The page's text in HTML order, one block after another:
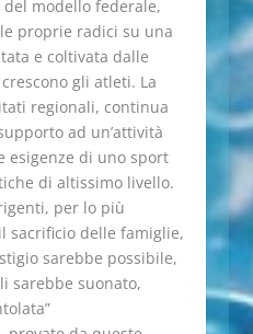
modello federale,
proprie radici su una
e coltivata dalle
gli atleti. La
regionali, continua
ad un’attività
esigenze di uno sport
di altissimo livello.
per lo più
sacrificio delle famiglie,
sarebbe possibile,
sarebbe suonato,